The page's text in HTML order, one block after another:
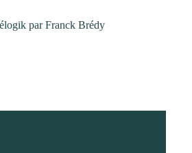
par Franck Brédy